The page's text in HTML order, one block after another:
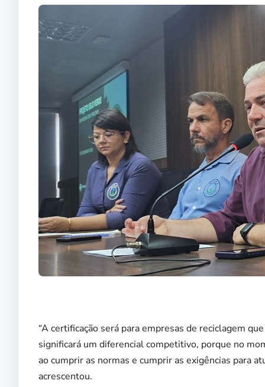
“A certificação será para empresas de reciclagem
significará um diferencial competitivo, porque no
ao cumprir as normas e cumprir as exigências para
acrescentou.